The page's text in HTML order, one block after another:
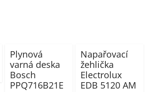
Plynová
varná deska
Bosch
PPQ716B21E
Napařovací
žehlička
Electrolux
EDB 5120 AM